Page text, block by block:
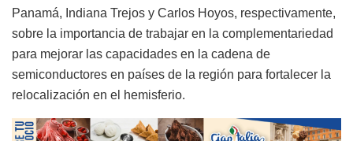
Panamá, Indiana Trejos y Carlos Hoyos, respectivamente,
sobre la importancia de trabajar en la complementariedad
para mejorar las capacidades en la cadena de
semiconductores en países de la región para fortalecer la
relocalización en el hemisferio.